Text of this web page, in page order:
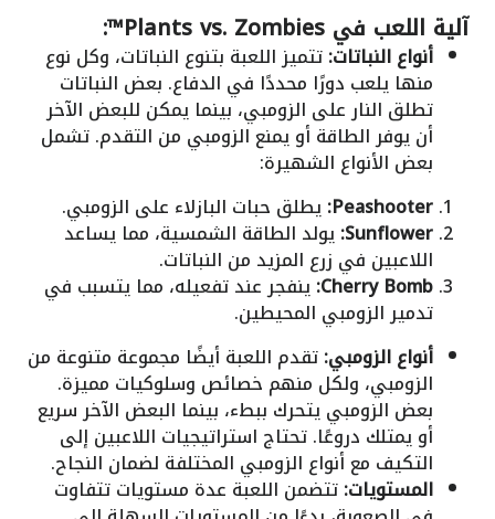
آلية اللعب في Plants vs. Zombies™:
أنواع النباتات:تتميز اللعبة بتنوع النباتات، وكل نوع
منها يلعب دورًا محددًا في الدفاع. بعض النباتات
تطلق النار على الزومبي، بينما يمكن للبعض الآخر
أن يوفر الطاقة أو يمنع الزومبي من التقدم. تشمل
بعض الأنواع الشهيرة:
Peashooter: يطلق حبات البازلاء على الزومبي.
Sunflower: يولد الطاقة الشمسية، مما يساعد
اللاعبين في زرع المزيد من النباتات.
Cherry Bomb: ينفجر عند تفعيله، مما يتسبب في
تدمير الزومبي المحيطين.
أنواع الزومبي:تقدم اللعبة أيضًا مجموعة متنوعة من
الزومبي، ولكل منهم خصائص وسلوكيات مميزة.
بعض الزومبي يتحرك ببطء، بينما البعض الآخر سريع
أو يمتلك دروعًا. تحتاج استراتيجيات اللاعبين إلى
التكيف مع أنواع الزومبي المختلفة لضمان النجاح.
المستويات:تتضمن اللعبة عدة مستويات تتفاوت